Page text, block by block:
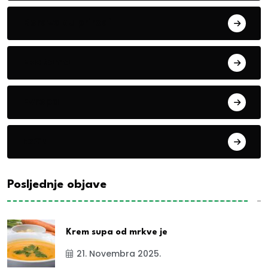
Posljednje objave
Krem supa od mrkve je
21. Novembra 2025.